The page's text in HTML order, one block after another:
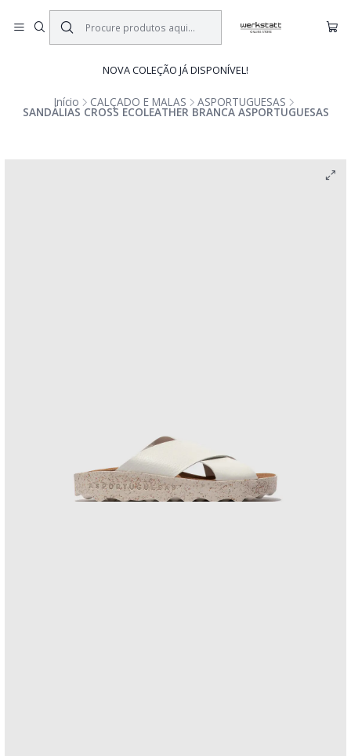
NOVA COLEÇÃO JÁ DISPONÍVEL!
Início CALÇADO E MALAS ASPORTUGUESAS
SANDÁLIAS CROSS ECOLEATHER BRANCA ASPORTUGUESAS